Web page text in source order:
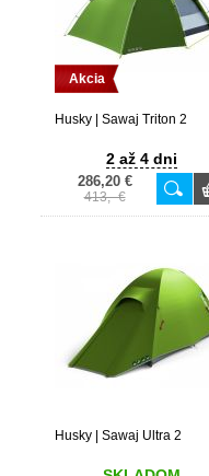
Akcia
Husky | Sawaj Triton 2
2 až 4 dni
286,20 €
413,- €
Husky | Sawaj Ultra 2